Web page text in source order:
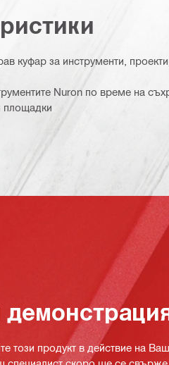
куфар за инструменти,
Nuron по време на
площадки
този продукт в действие на